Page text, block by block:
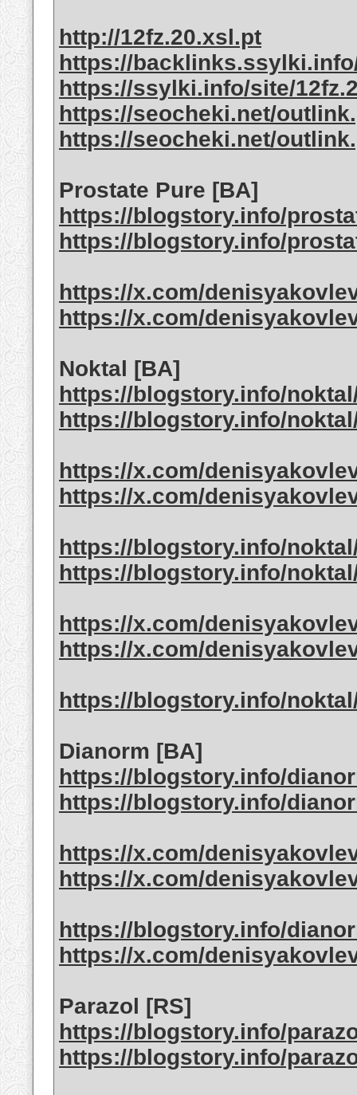
http://12fz.20.xsl.pt
https://
https://ssylki.info/site/
https://seocheki.net/
https://seocheki.net/
Prostate Pure [BA]
https://blogstory.info/
https://blogstory.info/
https://x.com/
https://x.com/
Noktal [BA]
https://blogstory.info/
https://blogstory.info/
https://x.com/
https://x.com/
https://blogstory.info/
https://blogstory.info/
https://x.com/
https://x.com/
https://blogstory.info/
Dianorm [BA]
https://blogstory.info/
https://blogstory.info/
https://x.com/
https://x.com/
https://blogstory.info/
https://x.com/
Parazol [RS]
https://blogstory.info/
https://blogstory.info/